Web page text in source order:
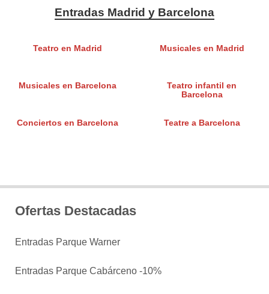
Entradas Madrid y Barcelona
Teatro en Madrid Musicales en Madrid
Musicales en Barcelona
Teatro infantil en
Barcelona
Conciertos en Barcelona Teatre a Barcelona
Ofertas Destacadas
Entradas Parque Warner
Entradas Parque Cabárceno -10%